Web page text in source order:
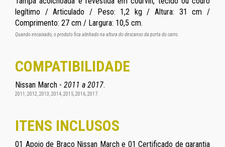
legítimo / Articulado / Peso: 1,2 kg / Altura: 31 cm /
Comprimento: 27 cm / Largura: 10,5 cm.
Quando encaixado, o produto fica alinhado na altura do descanso da porta do carro.
COMPATIBILIDADE
Nissan March - 2011 a 2017.
2011, 2012, 2013, 2014, 2015, 2016, 2017.
ITENS INCLUSOS
01 Apoio de Braço Nissan March e 01 Certificado de garantia